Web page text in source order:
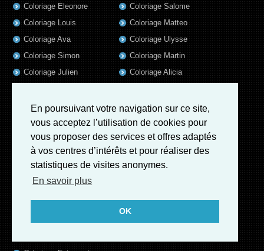
En poursuivant votre navigation sur ce site,
vous acceptez l’utilisation de cookies pour
vous proposer des services et offres adaptés
à vos centres d’intérêts et pour réaliser des
statistiques de visites anonymes.
En savoir plus
OK
Coloriage Eleonore
Coloriage Louis
Coloriage Ava
Coloriage Simon
Coloriage Julien
Coloriage Nina
Coloriage Arthur
Coloriage Noe
Coloriage William
Coloriage Salome
Coloriage Matteo
Coloriage Ulysse
Coloriage Martin
Coloriage Alicia
Coloriage Felix
Coloriage Rayan
Coloriage Iris
Coloriage Ambre
Coloriage Charles
Coloriage Oscar